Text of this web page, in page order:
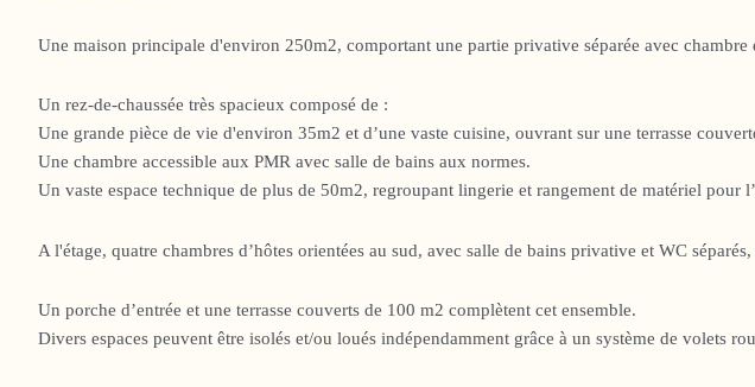
Une maison principale d'environ 250m2, comportant une partie privative séparée avec chambre
Un rez-de-chaussée très spacieux composé de :
Une grande pièce de vie d'environ 35m2 et d’une vaste cuisine, ouvrant sur une terrasse
Une chambre accessible aux PMR avec salle de bains aux normes.
Un vaste espace technique de plus de 50m2, regroupant lingerie et rangement de matériel pour
A l'étage, quatre chambres d’hôtes orientées au sud, avec salle de bains privative et WC
Un porche d’entrée et une terrasse couverts de 100 m2 complètent cet ensemble.
Divers espaces peuvent être isolés et/ou loués indépendamment grâce à un système de volets